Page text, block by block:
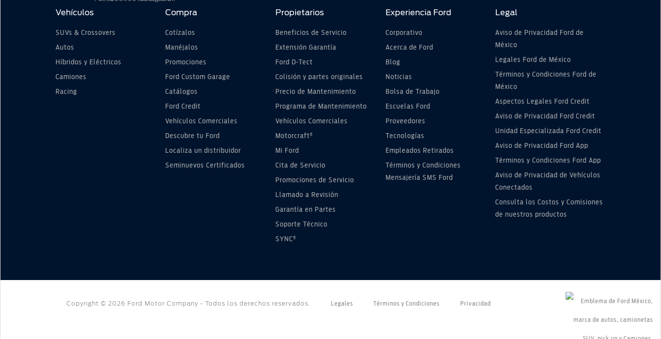
Vehículos
SUVs & Crossovers
Autos
Híbridos y Eléctricos
Camiones
Racing
Compra
Cotízalos
Manéjalos
Promociones
Ford Custom Garage
Catálogos
Ford Credit
Vehículos Comerciales
Descubre tu Ford
Localiza un distribuidor
Seminuevos Certificados
Propietarios
Beneficios de Servicio
Extensión Garantía
Ford D-Tect
Colisión y partes originales
Precio de Mantenimiento
Programa de Mantenimiento
Vehículos Comerciales
Motorcraft®
Mi Ford
Cita de Servicio
Promociones de Servicio
Llamado a Revisión
Garantía en Partes
Soporte Técnico
SYNC®
Experiencia Ford
Corporativo
Acerca de Ford
Blog
Noticias
Bolsa de Trabajo
Escuelas Ford
Proveedores
Tecnologías
Empleados Retirados
Términos y Condiciones
Mensajería SMS Ford
Legal
Aviso de Privacidad Ford de
México
Legales Ford de México
Términos y Condiciones Ford de
México
Aspectos Legales Ford Credit
Aviso de Privacidad Ford Credit
Unidad Especializada Ford Credit
Aviso de Privacidad Ford App
Términos y Condiciones Ford App
Aviso de Privacidad de Vehículos
Conectados
Consulta los Costos y Comisiones
de nuestros productos
Copyright © 2026 Ford Motor Company - Todos los derechos reservados. Legales Términos y Condiciones Privacidad